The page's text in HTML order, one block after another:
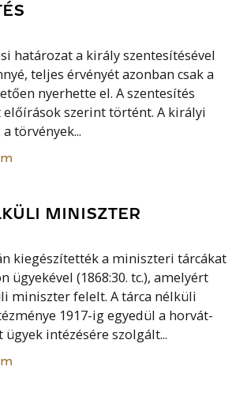
határozat a király szentesítésével
teljes érvényét azonban csak a
nyerhette el. A szentesítés
szerint történt. A királyi
törvények...
MINISZTER
kiegészítették a miniszteri tárcákat
ügyekével (1868:30. tc.), amelyért
miniszter felelt. A tárca nélküli
1917-ig egyedül a horvát-
intézésére szolgált...